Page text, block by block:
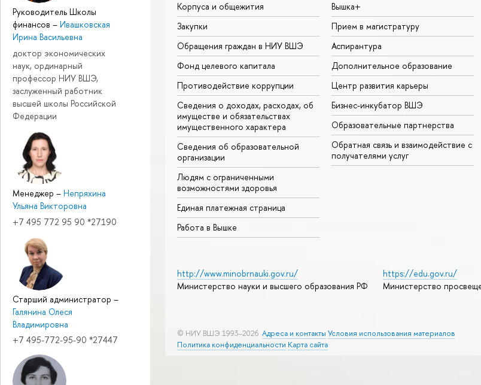
Руководитель Школы
финансов – Ивашковская
Ирина Васильевна
доктор экономических
наук, ординарный
профессор НИУ ВШЭ,
заслуженный работник
высшей школы Российской
Федерации
Менеджер – Непряхина
Ульяна Викторовна
+7 495 772 95 90 *27190
Старший администратор –
Галянина Олеся
Владимировна
+7 495-772-95-90 *27447
Корпуса и общежития
Закупки
Обращения граждан в НИУ ВШЭ
Фонд целевого капитала
Противодействие коррупции
Сведения о доходах, расходах, об
имуществе и обязательствах
имущественного характера
Сведения об образовательной
организации
Людям с ограниченными
возможностями здоровья
Единая платежная страница
Работа в Вышке
Вышка+
Прием в магистратуру
Аспирантура
Дополнительное образование
Центр развития карьеры
Бизнес-инкубатор ВШЭ
Образовательные партнерства
Обратная связь и взаимодействие с
получателями услуг
http://www.minobrnauki.gov.ru/
Министерство науки и высшего образования РФ
https://edu.gov.ru/
Министерство
© НИУ ВШЭ 1993–2026 Адреса и контакты Условия использования материалов
Политика конфиденциальности Карта сайта